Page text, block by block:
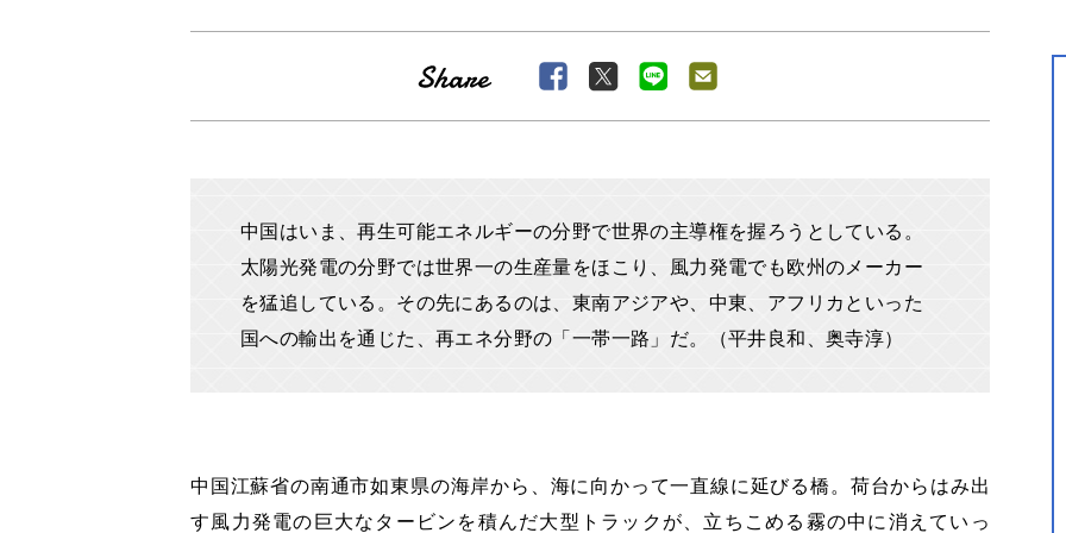
中国はいま、再生可能エネルギーの分野で世界の主導権を握ろうとしている。
太陽光発電の分野では世界一の生産量をほこり、風力発電でも欧州のメーカー
を猛追している。その先にあるのは、東南アジアや、中東、アフリカといった
国への輸出を通じた、再エネ分野の「一帯一路」だ。（平井良和、奥寺淳）
中国江蘇省の南通市如東県の海岸から、海に向かって一直線に延びる橋。荷台からはみ出
す風力発電の巨大なタービンを積んだ大型トラックが、立ちこめる霧の中に消えていっ